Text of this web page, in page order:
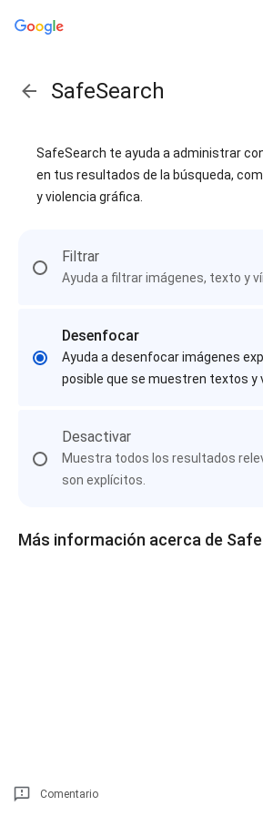
SafeSearch
SafeSearch te ayuda a administrar
en tus resultados de la búsqueda,
y violencia gráfica.
Filtrar
Ayuda a filtrar imágenes, texto y
Desenfocar
Ayuda a desenfocar imágenes
posible que se muestren textos y
Desactivar
Muestra todos los resultados
son explícitos.
Más información acerca de
Comentario